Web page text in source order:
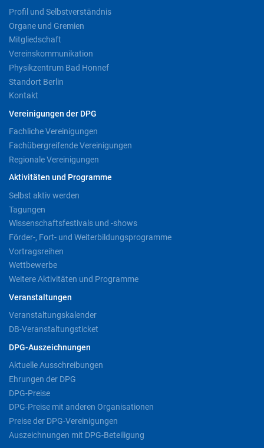
Profil und Selbstverständnis
Organe und Gremien
Mitgliedschaft
Vereinskommunikation
Physikzentrum Bad Honnef
Standort Berlin
Kontakt
Vereinigungen der DPG
Fachliche Vereinigungen
Fachübergreifende Vereinigungen
Regionale Vereinigungen
Aktivitäten und Programme
Selbst aktiv werden
Tagungen
Wissenschaftsfestivals und -shows
Förder-, Fort- und Weiterbildungsprogramme
Vortragsreihen
Wettbewerbe
Weitere Aktivitäten und Programme
Veranstaltungen
Veranstaltungskalender
DB-Veranstaltungsticket
DPG-Auszeichnungen
Aktuelle Ausschreibungen
Ehrungen der DPG
DPG-Preise
DPG-Preise mit anderen Organisationen
Preise der DPG-Vereinigungen
Auszeichnungen mit DPG-Beteiligung